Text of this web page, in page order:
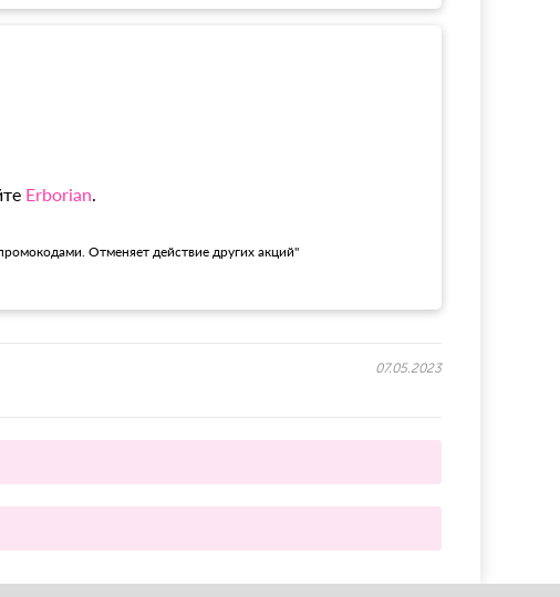
Erborian.
Отменяет действие других акций"
07.05.2023